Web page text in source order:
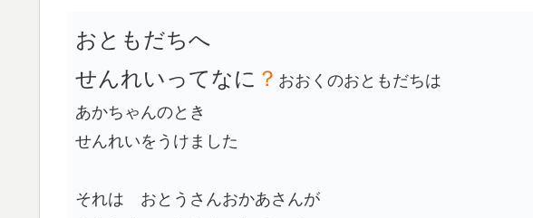
おともだちへ
せんれいってなに ？ おおくのおともだちは
あかちゃんのとき
せんれいをうけました
それは おとうさんおかあさんが